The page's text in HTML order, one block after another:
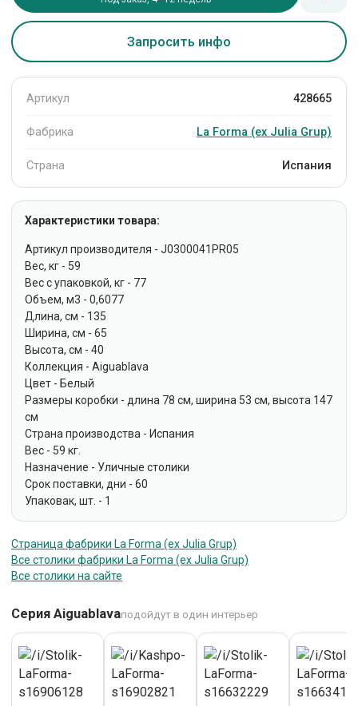
Запросить инфо
Артикул 428665
Фабрика La Forma (ех Julia Grup)
Страна Испания
Характеристики товара:
Артикул производителя - J0300041PR05
Вес, кг - 59
Вес с упаковкой, кг - 77
Объем, м3 - 0,6077
Длина, см - 135
Ширина, см - 65
Высота, см - 40
Коллекция - Aiguablava
Цвет - Белый
Размеры коробки - длина 78 см, ширина 53 см, высота 147
см
Страна производства - Испания
Вес - 59 кг.
Назначение - Уличные столики
Срок поставки, дни - 60
Упаковак, шт. - 1
Страница фабрики La Forma (ех Julia Grup)
Все столики фабрики La Forma (ех Julia Grup)
Все столики на сайте
Серия Aiguablavaподойдут в один интерьер